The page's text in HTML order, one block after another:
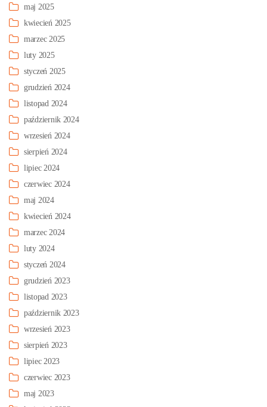
maj 2025
kwiecień 2025
marzec 2025
luty 2025
styczeń 2025
grudzień 2024
listopad 2024
październik 2024
wrzesień 2024
sierpień 2024
lipiec 2024
czerwiec 2024
maj 2024
kwiecień 2024
marzec 2024
luty 2024
styczeń 2024
grudzień 2023
listopad 2023
październik 2023
wrzesień 2023
sierpień 2023
lipiec 2023
czerwiec 2023
maj 2023